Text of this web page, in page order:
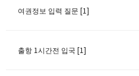
여권정보 입력 질문 [1]
출항 1시간전 입국 [1]